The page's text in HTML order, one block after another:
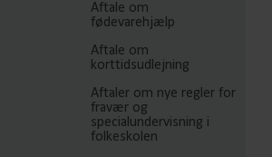
Aftale om
fødevarehjælp
Aftale om
korttidsudlejning
Aftaler om nye regler for
fravær og
specialundervisning i
folkeskolen